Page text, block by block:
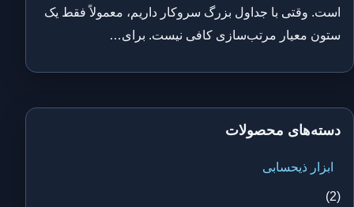
است. وقتی با جداول بزرگ سروکار داریم، معمولاً فقط یک
ستون معیار مرتب‌سازی کافی نیست. برای…
دسته‌های محصولات
ابزار ذیحسابی
(2)